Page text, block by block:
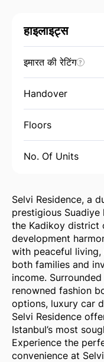
हाइलाइट्स
इमारत की रेटिंग ?
Handover
Floors
No. Of Units
Selvi Residence, a
prestigious
the Kadikoy district
development
with peaceful
both families and
income.
renowned fashion
options, luxury car
Selvi Residence
Istanbul’s most
Experience the
convenience at